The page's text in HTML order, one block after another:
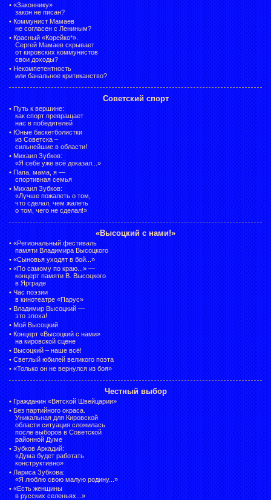
• «Законнику»
закон не писан?
• Коммунист Мамаев
не согласен с Лениным?
• Красный «Корейко*».
Сергей Мамаев скрывает
от кировских коммунистов
свои доходы?
• Некомпетентность
или банальное критиканство?
Советский спорт
• Путь к вершине:
как спорт превращает
нас в победителей
• Юные баскетболистки
из Советска –
сильнейшие в области!
• Михаил Зубков:
«Я себе уже всё доказал...»
• Папа, мама, я —
спортивная семья
• Михаил Зубков:
«Лучше пожалеть о том,
что сделал, чем жалеть
о том, чего не сделал!»
«Высоцкий с нами!»
• «Региональный фестиваль
памяти Владимира Высоцкого
• «Сыновья уходят в бой...»
• «По самому по краю...» —
концерт памяти В. Высоцкого
в Ярграде
• Час поэзии
в кинотеатре «Парус»
• Владимир Высоцкий —
это эпоха!
• Мой Высоцкий
• Концерт «Высоцкий с нами»
на кировской сцене
• Высоцкий – наше всё!
• Светлый юбилей великого поэта
• «Только он не вернулся из боя»
Честный выбор
• Гражданин «Вятской Швейцарии»
• Без партийного окраса.
Уникальная для Кировской
области ситуация сложилась
после выборов в Советской
районной Думе
• Зубков Аркадий:
«Дума будет работать
конструктивно»
• Лариса Зубкова:
«Я люблю свою малую родину...»
• «Есть женщины
в русских селеньях...»